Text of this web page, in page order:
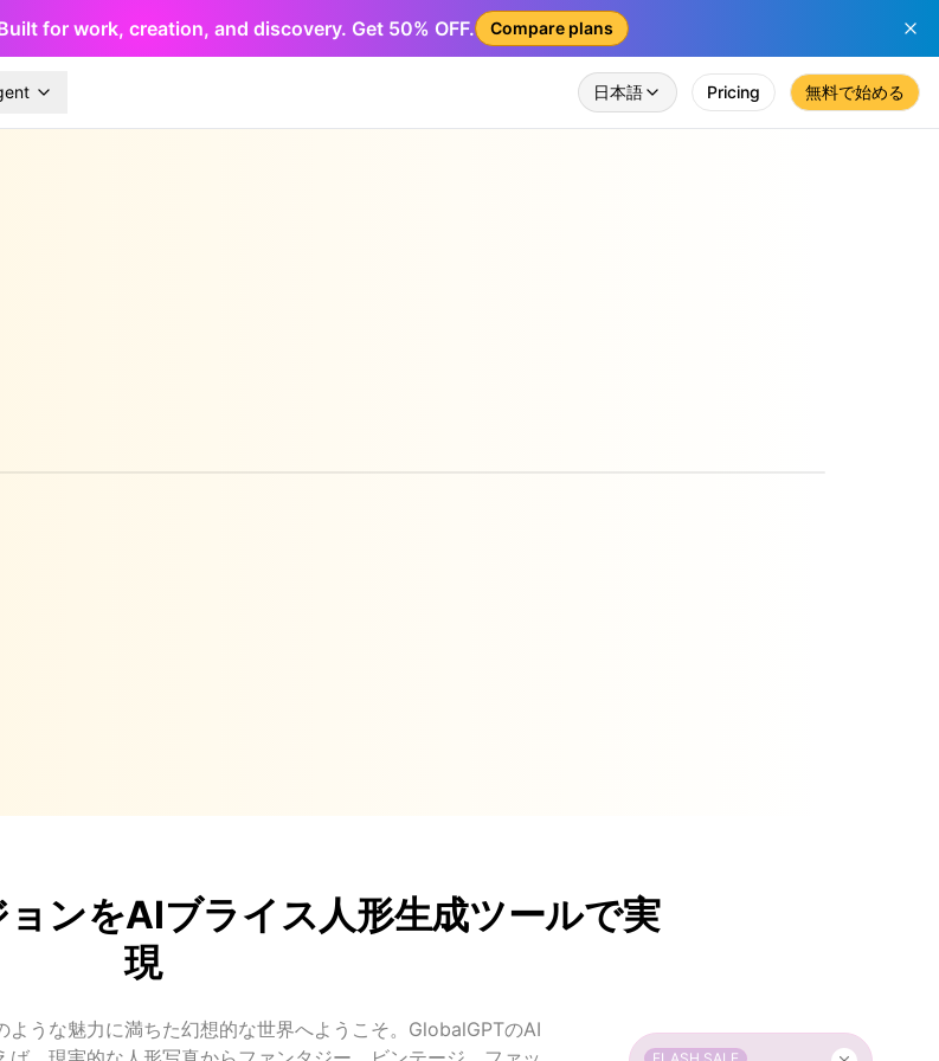
for work, creation, and discovery. Get 50% OFF. Compare plans
日本語 Pricing 無料で始める
ンをAIブライス人形生成ツールで実
現
ような魅力に満ちた幻想的な世界へようこそ。GlobalGPTのAI